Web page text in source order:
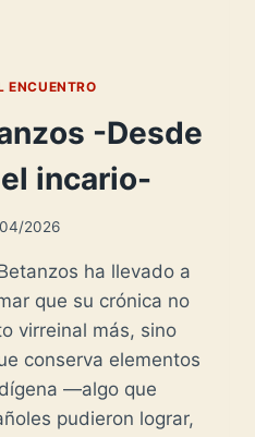
ENCUENTRO
-Desde
incario-
2026
ha llevado a
que su crónica no
virreinal más, sino
conserva elementos
—algo que
pudieron lograr,